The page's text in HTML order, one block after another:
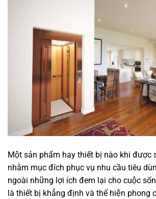
Một sản phẩm hay thiết bị nào khi được
nhằm mục đích phục vụ nhu cầu tiêu
ngoài những lợi ích đem lại cho cuộc
là thiết bị khẳng định và thể hiện phong